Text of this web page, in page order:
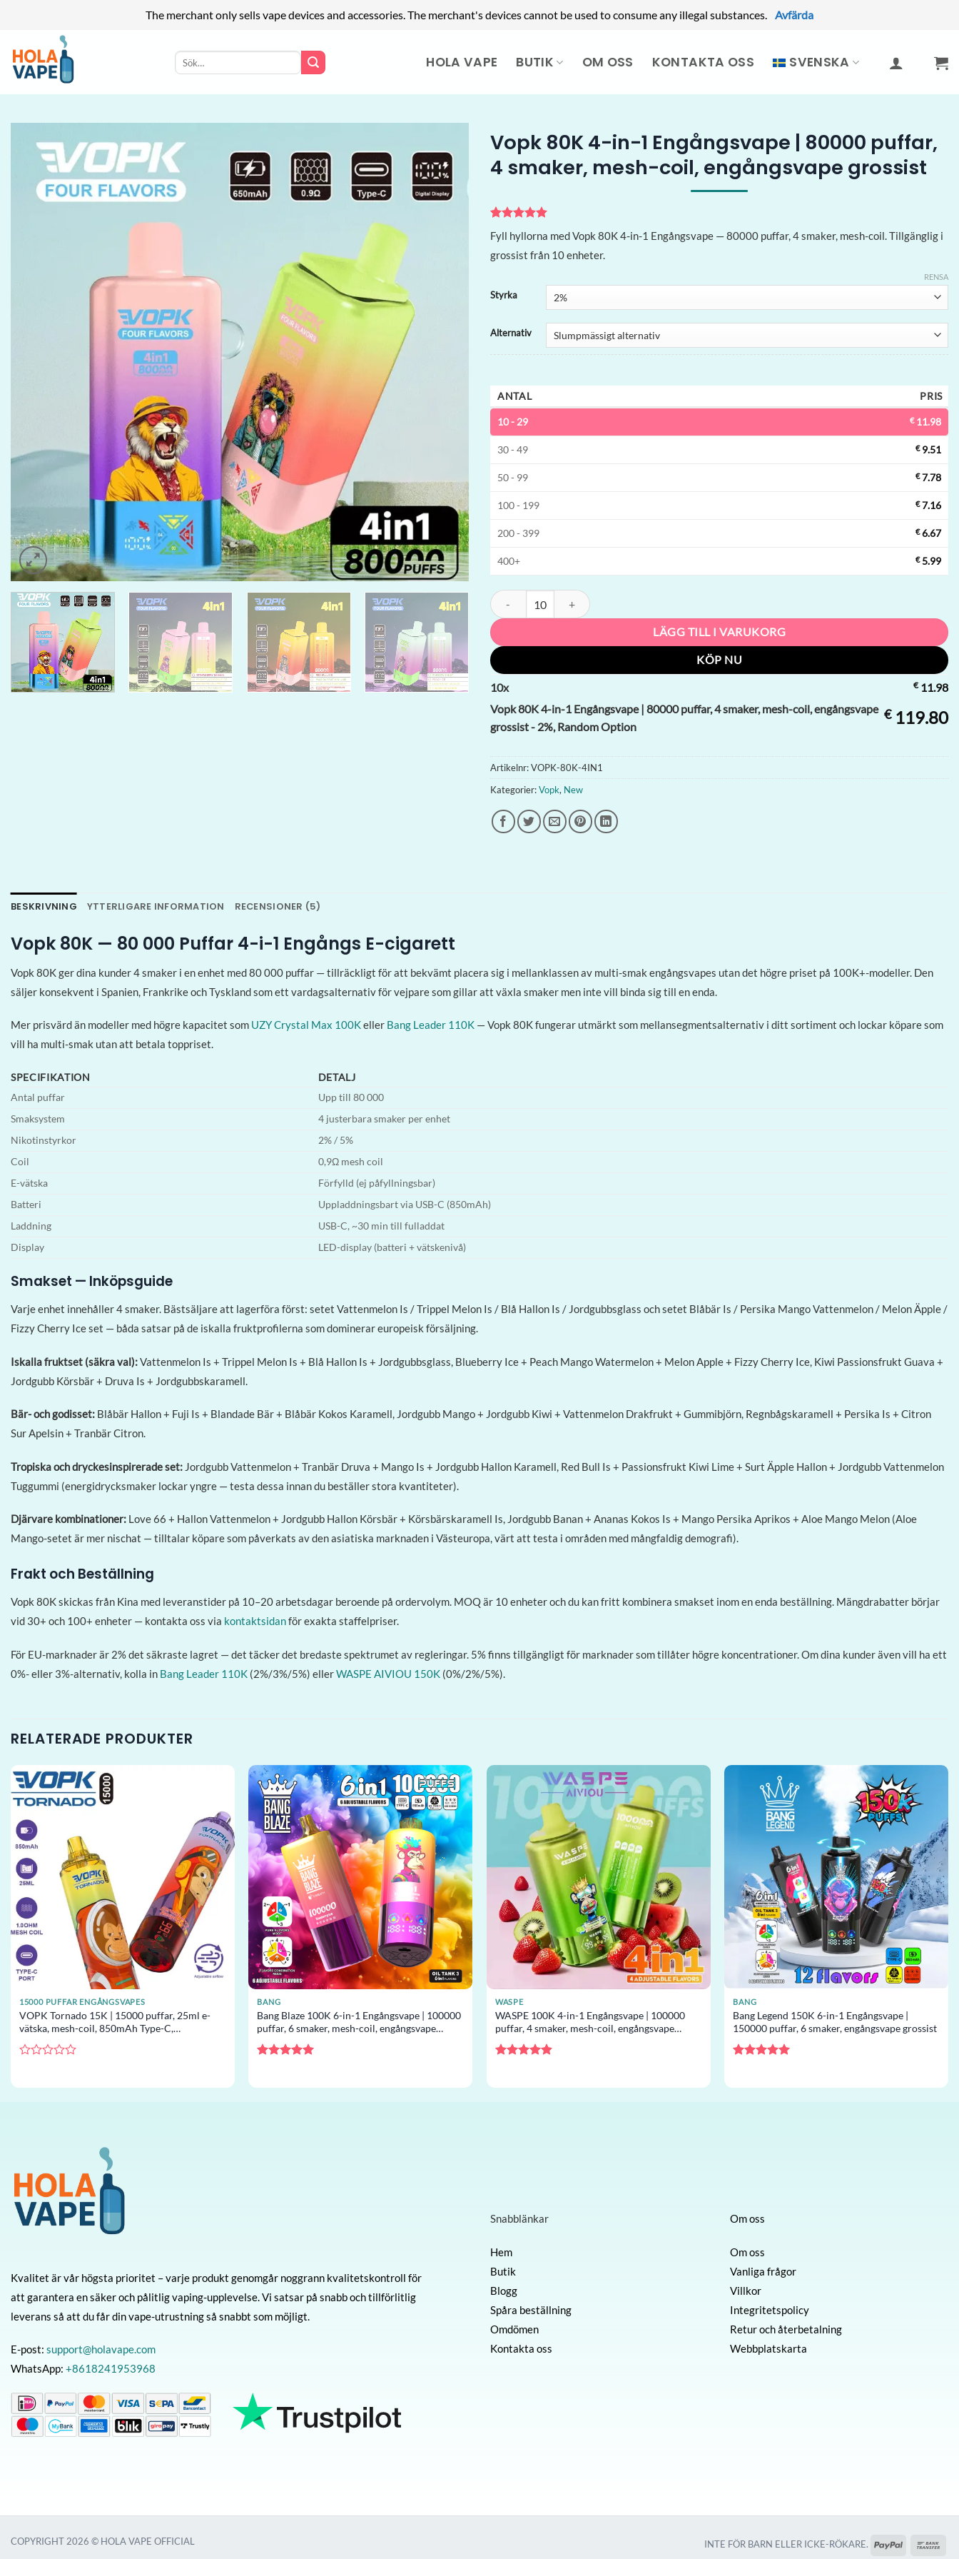
The merchant only sells vape devices and accessories. The merchant's devices cannot be used to consume any illegal substances. Avfärda
content
Sök
efter:
HOLA VAPE BUTIK OM OSS KONTAKTA OSS SVENSKA
Vopk 80K 4-in-1 Engångsvape | 80000 puffar,
4 smaker, mesh-coil, engångsvape grossist
av 5
baserat på
kundrecensioner
Fyll hyllorna med Vopk 80K 4-in-1 Engångsvape — 80000 puffar, 4 smaker, mesh-coil. Tillgänglig i
grossist från 10 enheter.
Styrka
Alternativ
RENSA
ANTAL PRIS
10 - 29 €11.98
30 - 49 €9.51
50 - 99 €7.78
100 - 199 €7.16
200 - 399 €6.67
400+ €5.99
Vopk 80K 4-in-1 Engångsvape | 80000 puffar, 4 smaker, mesh-coil, engångsvape grossist mängd
LÄGG TILL I VARUKORG
KÖP NU
10x €11.98
Vopk 80K 4-in-1 Engångsvape | 80000 puffar, 4 smaker, mesh-coil, engångsvape
grossist - 2%, Random Option
€119.80
Artikelnr:VOPK-80K-4IN1
Kategorier:Vopk, New
BESKRIVNING YTTERLIGARE INFORMATION RECENSIONER (5)
Vopk 80K — 80 000 Puffar 4-i-1 Engångs E-cigarett
Vopk 80K ger dina kunder 4 smaker i en enhet med 80 000 puffar — tillräckligt för att bekvämt placera sig i mellanklassen av multi-smak engångsvapes utan det högre priset på 100K+-modeller. Den
säljer konsekvent i Spanien, Frankrike och Tyskland som ett vardagsalternativ för vejpare som gillar att växla smaker men inte vill binda sig till en enda.
Mer prisvärd än modeller med högre kapacitet som UZY Crystal Max 100Keller Bang Leader 110K — Vopk 80K fungerar utmärkt som mellansegmentsalternativ i ditt sortiment och lockar köpare som
vill ha multi-smak utan att betala toppriset.
SPECIFIKATION
DETALJ
Antal puffar
Upp till 80 000
Smaksystem
4 justerbara smaker per enhet
Nikotinstyrkor
2% / 5%
Coil
0,9Ω mesh coil
E-vätska
Förfylld (ej påfyllningsbar)
Batteri
Uppladdningsbart via USB-C (850mAh)
Laddning
USB-C, ~30 min till fulladdat
Display
LED-display (batteri + vätskenivå)
Smakset — Inköpsguide
Varje enhet innehåller 4 smaker. Bästsäljare att lagerföra först: setet Vattenmelon Is / Trippel Melon Is / Blå Hallon Is / Jordgubbsglass och setet Blåbär Is / Persika Mango Vattenmelon / Melon Äpple /
Fizzy Cherry Ice set — båda satsar på de iskalla fruktprofilerna som dominerar europeisk försäljning.
Iskalla fruktset (säkra val):Vattenmelon Is + Trippel Melon Is + Blå Hallon Is + Jordgubbsglass, Blueberry Ice + Peach Mango Watermelon + Melon Apple + Fizzy Cherry Ice, Kiwi Passionsfrukt Guava +
Jordgubb Körsbär + Druva Is + Jordgubbskaramell.
Bär- och godisset: Blåbär Hallon + Fuji Is + Blandade Bär + Blåbär Kokos Karamell, Jordgubb Mango + Jordgubb Kiwi + Vattenmelon Drakfrukt + Gummibjörn, Regnbågskaramell + Persika Is + Citron
Sur Apelsin + Tranbär Citron.
Tropiska och dryckesinspirerade set: Jordgubb Vattenmelon + Tranbär Druva + Mango Is + Jordgubb Hallon Karamell, Red Bull Is + Passionsfrukt Kiwi Lime + Surt Äpple Hallon + Jordgubb Vattenmelon
Tuggummi (energidrycksmaker lockar yngre — testa dessa innan du beställer stora kvantiteter).
Djärvare kombinationer: Love 66 + Hallon Vattenmelon + Jordgubb Hallon Körsbär + Körsbärskaramell Is, Jordgubb Banan + Ananas Kokos Is + Mango Persika Aprikos + Aloe Mango Melon (Aloe
Mango-setet är mer nischat — tilltalar köpare som påverkats av den asiatiska marknaden i Västeuropa, värt att testa i områden med mångfaldig demografi).
Frakt och Beställning
Vopk 80K skickas från Kina med leveranstider på 10–20 arbetsdagar beroende på ordervolym. MOQ är 10 enheter och du kan fritt kombinera smakset inom en enda beställning. Mängdrabatter börjar
vid 30+ och 100+ enheter — kontakta oss via kontaktsidanför exakta staffelpriser.
För EU-marknader är 2% det säkraste lagret — det täcker det bredaste spektrumet av regleringar. 5% finns tillgängligt för marknader som tillåter högre koncentrationer. Om dina kunder även vill ha ett
0%- eller 3%-alternativ, kolla in Bang Leader 110K (2%/3%/5%) ellerWASPE AIVIOU 150K (0%/2%/5%).
RELATERADE PRODUKTER
15000 PUFFAR ENGÅNGSVAPES
VOPK Tornado 15K | 15000 puffar, 25ml e-
vätska, mesh-coil, 850mAh Type-C,
av
BANG
Bang Blaze 100K 6-in-1 Engångsvape | 100000
puffar, 6 smaker, mesh-coil, engångsvape
grossist
WASPE
WASPE 100K 4-in-1 Engångsvape | 100000
puffar, 4 smaker, mesh-coil, engångsvape
grossist
BANG
Bang Legend 150K 6-in-1 Engångsvape |
150000 puffar, 6 smaker, engångsvape grossist
Kvalitet är vår högsta prioritet – varje produkt genomgår noggrann kvalitetskontroll för
att garantera en säker och pålitlig vaping-upplevelse. Vi satsar på snabb och tillförlitlig
leverans så att du får din vape-utrustning så snabbt som möjligt.
E-post: support@holavape.com
WhatsApp: +8618241953968
Snabblänkar
Hem
Butik
Blogg
Spåra beställning
Omdömen
Kontakta oss
Om oss
Om oss
Vanliga frågor
Villkor
Integritetspolicy
Retur och återbetalning
Webbplatskarta
INTE FÖR BARN ELLER ICKE-RÖKARE. PayPal
COPYRIGHT 2026 © HOLA VAPE OFFICIAL